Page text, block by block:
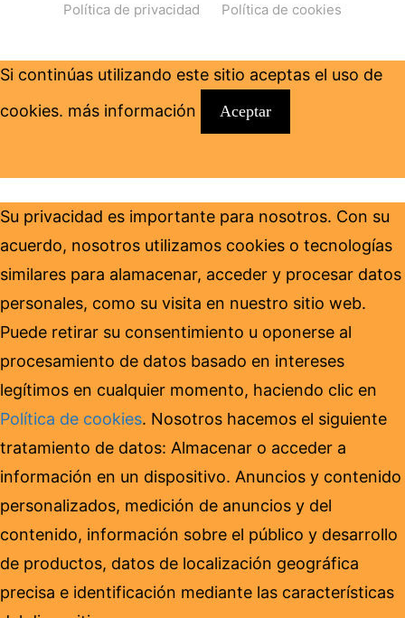
Política de privacidad
Política de cookies
Si continúas utilizando este sitio aceptas el uso de
cookies. más información Aceptar
Su privacidad es importante para nosotros. Con su
acuerdo, nosotros utilizamos cookies o tecnologías
similares para alamacenar, acceder y procesar datos
personales, como su visita en nuestro sitio web.
Puede retirar su consentimiento u oponerse al
procesamiento de datos basado en intereses
legítimos en cualquier momento, haciendo clic en
Política de cookies. Nosotros hacemos el siguiente
tratamiento de datos: Almacenar o acceder a
información en un dispositivo. Anuncios y contenido
personalizados, medición de anuncios y del
contenido, información sobre el público y desarrollo
de productos, datos de localización geográfica
precisa e identificación mediante las características